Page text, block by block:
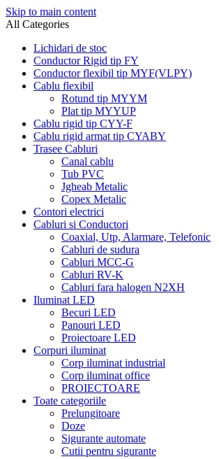
Skip to main content
All Categories
Lichidari de stoc
Conductor Rigid tip FY
Conductor flexibil tip MYF(VLPY)
Cablu flexibil
Rotund tip MYYM
Plat tip MYYUP
Cablu rigid tip CYY-F
Cablu rigid armat tip CYABY
Trasee Cabluri
Canal cablu
Tub PVC
Jgheab Metalic
Copex Metalic
Contori electrici
Cabluri si Conductori
Coaxial, Utp, Alarmare, Telefonic
Cabluri de sudura
Cabluri MCC-G
Cabluri RV-K
Cabluri fara halogen N2XH
Iluminat LED
Becuri LED
Panouri LED
Proiectoare LED
Corpuri iluminat
Corp iluminat industrial
Corp iluminat office
PROIECTOARE
Toate categoriile
Prelungitoare
Doze
Sigurante automate
Cutii pentru sigurante